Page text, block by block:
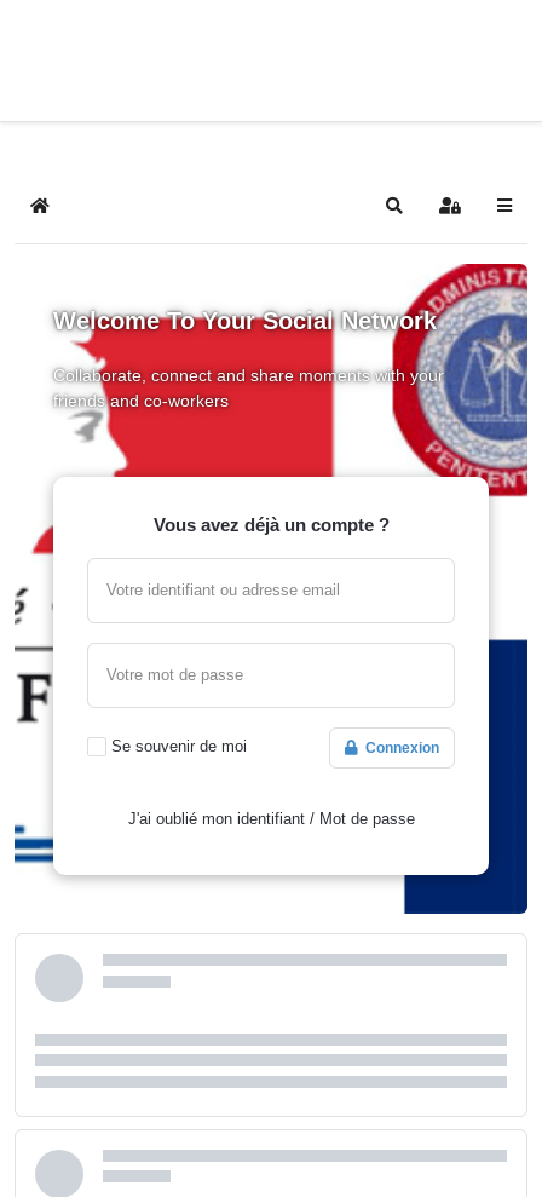
Home SearchSign In
Welcome To Your Social Network
Collaborate, connect and share moments with your
friends and co-workers
Vous avez déjà un compte ?
Votre identifiant ou adresse email
Votre mot de passe
Se souvenir de moi Connexion
J'ai oublié mon identifiant/ Mot de passe